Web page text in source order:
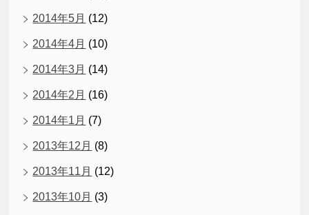
2014年5月 (12)
2014年4月 (10)
2014年3月 (14)
2014年2月 (16)
2014年1月 (7)
2013年12月 (8)
2013年11月 (12)
2013年10月 (3)